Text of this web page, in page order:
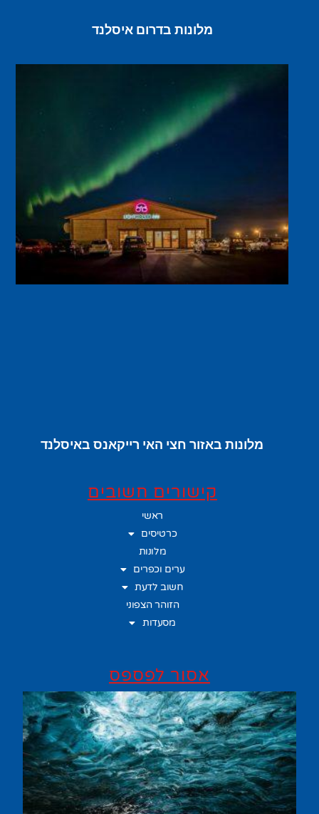
מלונות בדרום איסלנד
מלונות באזור חצי האי רייקאנס באיסלנד
קישורים חשובים
ראשי
כרטיסים
מלונות
ערים וכפרים
חשוב לדעת
הזוהר הצפוני
מסעדות
אסור לפספס